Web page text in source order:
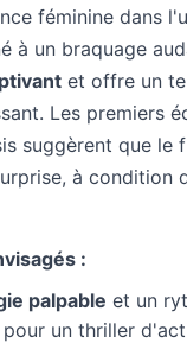
féminine dans
à un braquage
et offre un
Les premiers
suggèrent que le
à condition
:
palpable et un
pour un thriller